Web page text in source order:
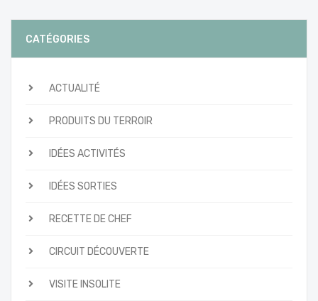
CATÉGORIES
ACTUALITÉ
PRODUITS DU TERROIR
IDÉES ACTIVITÉS
IDÉES SORTIES
RECETTE DE CHEF
CIRCUIT DÉCOUVERTE
VISITE INSOLITE